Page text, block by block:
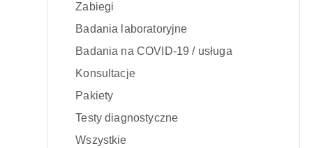
Zabiegi
Badania laboratoryjne
Badania na COVID-19 / usługa
Konsultacje
Pakiety
Testy diagnostyczne
Wszystkie